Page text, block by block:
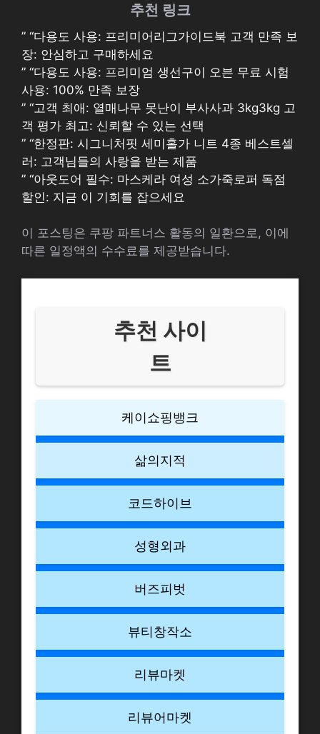
추천 링크
” “다용도 사용: 프리미어리그가이드북 고객 만족 보
장: 안심하고 구매하세요
” “다용도 사용: 프리미엄 생선구이 오븐 무료 시험
사용: 100% 만족 보장
” “고객 최애: 열매나무 못난이 부사사과 3kg3kg 고
객 평가 최고: 신뢰할 수 있는 선택
” “한정판: 시그니처핏 세미홀가 니트 4종 베스트셀
러: 고객님들의 사랑을 받는 제품
” “아웃도어 필수: 마스케라 여성 소가죽로퍼 독점
할인: 지금 이 기회를 잡으세요
이 포스팅은 쿠팡 파트너스 활동의 일환으로, 이에
따른 일정액의 수수료를 제공받습니다.
추천 사이
트
케이쇼핑뱅크
삶의지적
코드하이브
성형외과
버즈피벗
뷰티창작소
리뷰마켓
리뷰어마켓